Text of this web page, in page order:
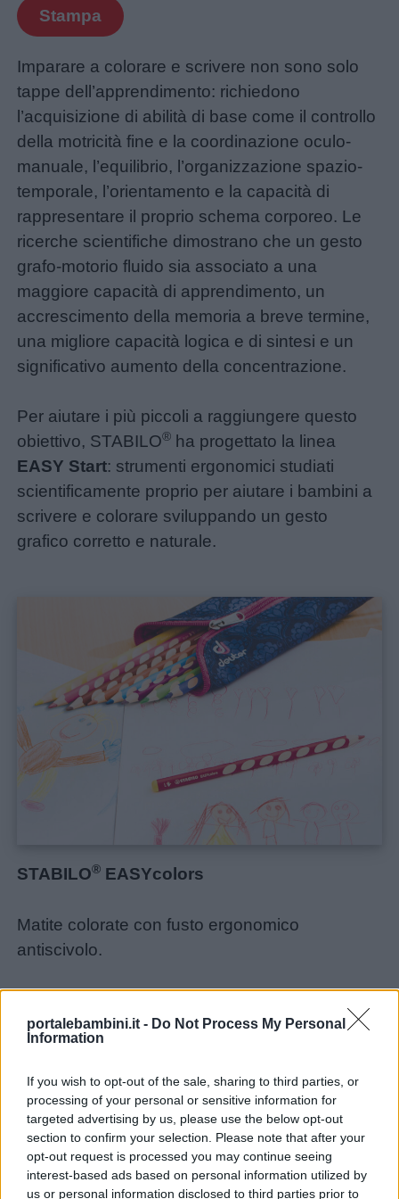
portalebambini.it - Do Not Process My Personal
Information
If you wish to opt-out of the sale, sharing to third parties, or
processing of your personal or sensitive information for
targeted advertising by us, please use the below opt-out
section to confirm your selection. Please note that after your
opt-out request is processed you may continue seeing
interest-based ads based on personal information utilized by
us or personal information disclosed to third parties prior to
Barzellette
Educazione
positiva
Link
utili
Chi
siamo
Contatti
policy
Stampa
Imparare a colorare e scrivere non sono solo
tappe dell’apprendimento: richiedono
l’acquisizione di abilità di base come il controllo
della motricità fine e la coordinazione oculo-
manuale, l’equilibrio, l’organizzazione spazio-
temporale, l’orientamento e la capacità di
rappresentare il proprio schema corporeo. Le
ricerche scientifiche dimostrano che un gesto
grafo-motorio fluido sia associato a una
maggiore capacità di apprendimento, un
accrescimento della memoria a breve termine,
una migliore capacità logica e di sintesi e un
significativo aumento della concentrazione.
Per aiutare i più piccoli a raggiungere questo
obiettivo, STABILO® ha progettato la linea
EASY Start: strumenti ergonomici studiati
scientificamente proprio per aiutare i bambini a
scrivere e colorare sviluppando un gesto
grafico corretto e naturale.
STABILO® EASYcolors
Matite colorate con fusto ergonomico
antiscivolo.
fusto rosso) che per mancini (L, fusto giallo).
Scopri di più